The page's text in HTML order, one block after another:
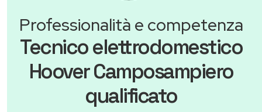
Professionalità e competenza
Tecnico elettrodomestico
Hoover Camposampiero
qualificato